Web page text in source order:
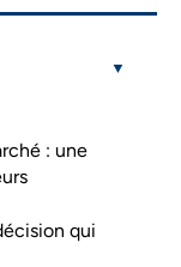
: une
qui